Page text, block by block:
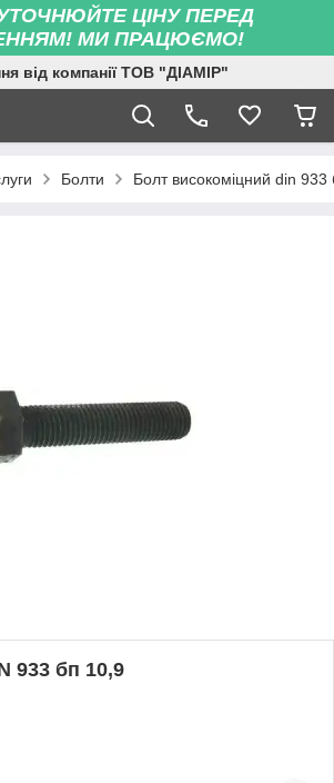
ЦІНУ ПЕРЕД
МИ ПРАЦЮЄМО!
від компанії ТОВ "ДІАМІР"
Болти Болт високоміцний din 933
933 бп 10,9